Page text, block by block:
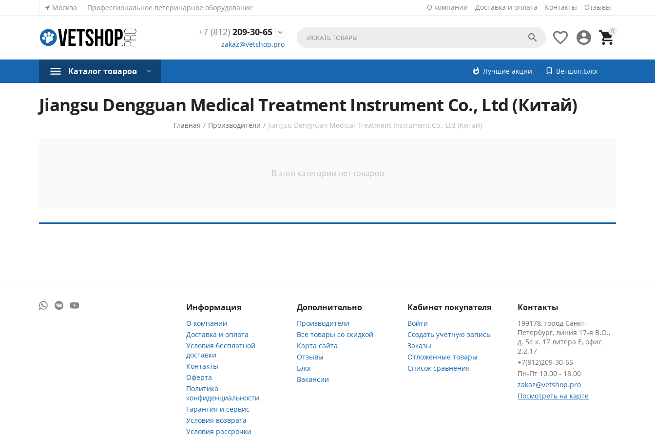
Москва Профессиональное ветеринарное оборудование О компании Доставка и оплата Контакты Отзывы
+7 (812)209-30-65 
zakaz@vetshop.pro
0




Каталог товаров whatshot Лучшие акции bookmark_border Ветшоп.Блог
Jiangsu Dengguan Medical Treatment Instrument Co., Ltd (Китай)
Главная / Производители / Jiangsu Dengguan Medical Treatment Instrument Co., Ltd (Китай)
В этой категории нет товаров
Информация
О компании
Доставка и оплата
Условия бесплатной
доставки
Контакты
Оферта
Политика
конфиденциальности
Гарантия и сервис
Условия возврата
Условия рассрочки
Дополнительно
Производители
Все товары со скидкой
Карта сайта
Отзывы
Блог
Вакансии
Кабинет покупателя
Войти
Создать учетную запись
Заказы
Отложенные товары
Список сравнения
Контакты
199178, город Санкт-
Петербург, линия 17-я В.О.,
д. 54 к. 17 литера Е, офис
2.2.17
+7(812)209-30-65
Пн-Пт 10.00 - 18.00
zakaz@vetshop.pro
Посмотреть на карте